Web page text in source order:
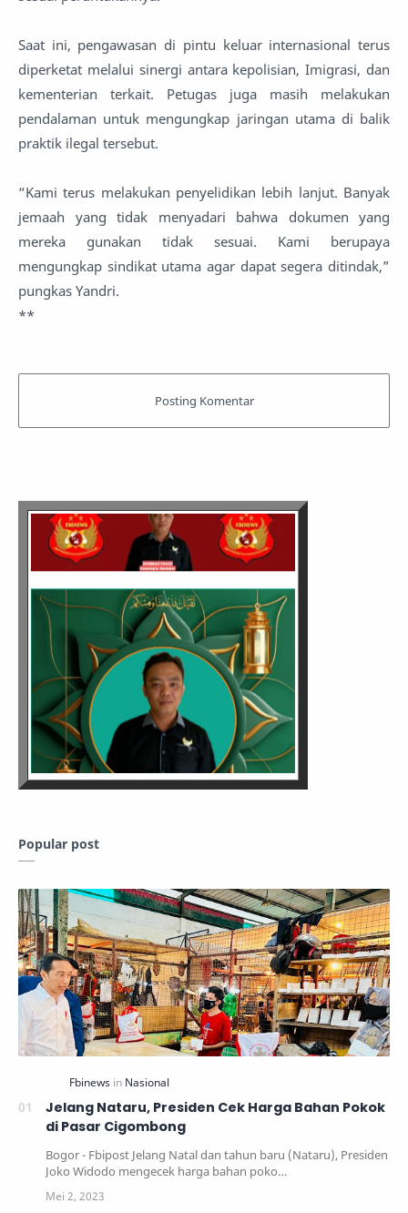
Saat ini, pengawasan di pintu keluar internasional terus
diperketat melalui sinergi antara kepolisian, Imigrasi, dan
kementerian terkait. Petugas juga masih melakukan
pendalaman untuk mengungkap jaringan utama di balik
praktik ilegal tersebut.
“Kami terus melakukan penyelidikan lebih lanjut. Banyak
jemaah yang tidak menyadari bahwa dokumen yang
mereka gunakan tidak sesuai. Kami berupaya
mengungkap sindikat utama agar dapat segera ditindak,”
pungkas Yandri.
**
Popular post
Jelang Nataru, Presiden Cek Harga Bahan Pokok
di Pasar Cigombong
Bogor - Fbipost Jelang Natal dan tahun baru (Nataru), Presiden
Joko Widodo mengecek harga bahan poko…